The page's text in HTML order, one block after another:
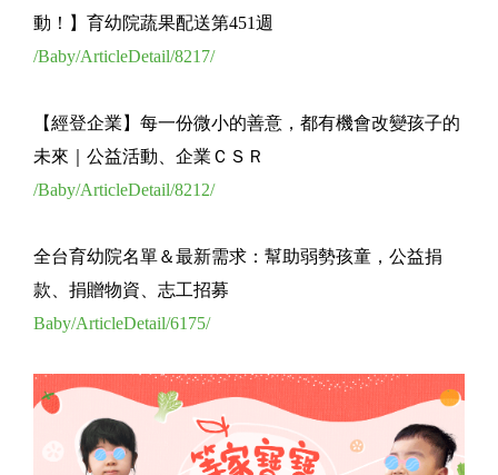
動！】育幼院蔬果配送第451週
/Baby/ArticleDetail/8217/
【經登企業】每一份微小的善意，都有機會改變孩子的
未來｜公益活動、企業ＣＳＲ
/Baby/ArticleDetail/8212/
全台育幼院名單＆最新需求：幫助弱勢孩童，公益捐
款、捐贈物資、志工招募
Baby/ArticleDetail/6175/